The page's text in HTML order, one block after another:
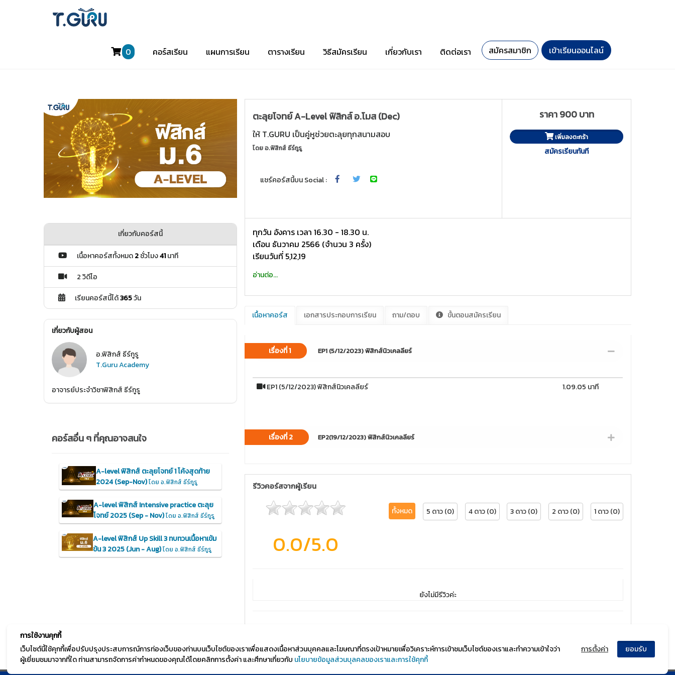
0 คอร์สเรียน แผนการเรียน ตารางเรียน วิธีสมัครเรียน เกี่ยวกับเรา ติดต่อเรา สมัครสมาชิก เข้าเรียนออนไลน์
ตะลุยโจทย์ A-Level ฟิสิกส์ อ.โมส (Dec)
ให้ T.GURU เป็นคู่หูช่วยตะลุยทุกสนามสอบ
โดยอ.ฟิสิกส์ ธีร์กูรู
แชร์คอร์สนี้บน Social :
ราคา 900 บาท
เพิ่มลงตะกร้า
สมัครเรียนทันที
ทุกวัน อังคาร เวลา 16.30 - 18.30 น.
เดือน ธันวาคม 2566 (จำนวน 3 ครั้ง)
เรียนวันที่ 5,12,19
อ่านต่อ...
เนื้อหาคอร์ส เอกสารประกอบการเรียน ถาม/ตอบ ขั้นตอนสมัครเรียน
เรื่องที่ 1 EP1 (5/12/2023) ฟิสิกส์นิวเคลลียร์
EP1 (5/12/2023) ฟิสิกส์นิวเคลลียร์ 1.09.05 นาที
เรื่องที่ 2 EP2(19/12/2023) ฟิสิกส์นิวเคลลียร์
รีวิวคอร์สจากผู้เรียน
0.0/5.0
ทั้งหมด 5 ดาว (0) 4 ดาว (0) 3 ดาว (0) 2 ดาว (0) 1 ดาว (0)
ยังไม่มีรีวิวค่ะ
เกี่ยวกับคอร์สนี้
เนื้อหาคอร์สทั้งหมด2ชั่วโมง41นาที
2 วิดีโอ
เรียนคอร์สนี้ได้365วัน
เกี่ยวกับผู้สอน
อ.ฟิสิกส์ ธีร์กูรู
T.Guru Academy
อาจารย์ประจำวิชาฟิสิกส์ ธีร์กูรู
คอร์สอื่น ๆ ที่คุณอาจสนใจ
A-level ฟิสิกส์ ตะลุยโจทย์ 1 โค้งสุดท้าย
2024 (Sep-Nov)โดย อ.ฟิสิกส์ ธีร์กูรู
A-level ฟิสิกส์ Intensive practice ตะลุย
โจทย์ 2025 (Sep - Nov)โดย อ.ฟิสิกส์ ธีร์กูรู
A-level ฟิสิกส์ Up Skill 3 ทบทวนเนื้อหาเข้ม
ข้น 3 2025 (Jun - Aug)โดย อ.ฟิสิกส์ ธีร์กูรู
การใช้งานคุกกี้
เว็บไซต์นี้ใช้คุกกี้เพื่อปรับปรุงประสบการณ์การท่องเว็บของท่านบนเว็บไซต์ของเราเพื่อแสดงเนื้อหาส่วนบุคคลและโฆษณาที่ตรงเป้าหมายเพื่อวิเคราะห์การเข้าชมเว็บไซต์ของเราและทำความเข้าใจว่า
ผู้เยี่ยมชมมาจากที่ใด ท่านสามารถจัดการค่ากำหนดของคุณได้โดยคลิกการตั้งค่า และศึกษาเกี่ยวกับ นโยบายข้อมูลส่วนบุลคลของเราและการใช้คุกกี้
การตั้งค่า